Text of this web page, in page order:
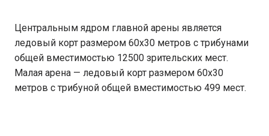
Центральным ядром главной арены является
ледовый корт размером 60х30 метров с трибунами
общей вместимостью 12500 зрительских мест.
Малая арена — ледовый корт размером 60х30
метров с трибуной общей вместимостью 499 мест.